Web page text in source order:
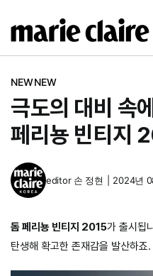
텐
기
NEWNEW
극도의 대비 속
페리뇽 빈티지
editor 손 정현 2024년
돔 페리뇽 빈티지 2015가 출시됩
탄생해 확고한 존재감을 발산하죠.